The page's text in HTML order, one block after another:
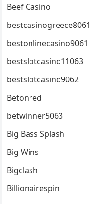
Beef Casino
bestcasinogreece8061
bestonlinecasino9061
bestslotcasino11063
bestslotcasino9062
Betonred
betwinner5063
Big Bass Splash
Big Wins
Bigclash
Billionairespin